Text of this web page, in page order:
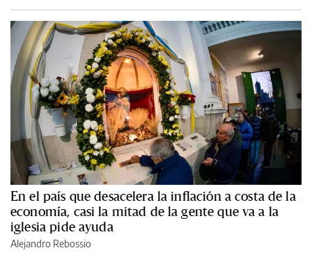
En el país que desacelera la inflación a costa de la
economía, casi la mitad de la gente que va a la
iglesia pide ayuda
Alejandro Rebossio